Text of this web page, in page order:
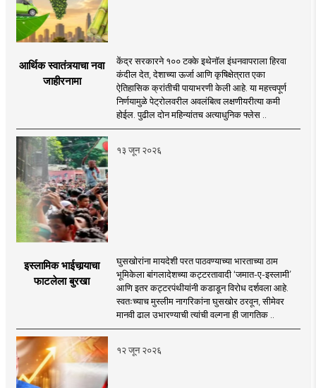
आर्थिक स्वातंत्र्याचा नवा
जाहीरनामा
केंद्र सरकारने १०० टक्के इथेनॉल इंधनवापराला हिरवा
कंदील देत, देशाच्या ऊर्जा आणि कृषिक्षेत्रात एका
ऐतिहासिक क्रांतीची पायाभरणी केली आहे. या महत्त्वपूर्ण
निर्णयामुळे पेट्रोलवरील अवलंबित्व लक्षणीयरीत्या कमी
होईल. पुढील दोन महिन्यांतच अत्याधुनिक फ्लेस ..
१३ जून २०२६
इस्लामिक भाईचार्‍याचा
फाटलेला बुरखा
घुसखोरांना मायदेशी परत पाठवण्याच्या भारताच्या ठाम
भूमिकेला बांगलादेशच्या कट्टरतावादी ‘जमात-ए-इस्लामी’
आणि इतर कट्टरपंथीयांनी कडाडून विरोध दर्शवला आहे.
स्वतःच्याच मुस्लीम नागरिकांना घुसखोर ठरवून, सीमेवर
मानवी ढाल उभारण्याची त्यांची वल्गना ही जागतिक ..
१२ जून २०२६